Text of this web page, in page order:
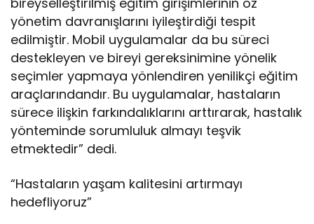
yönetim davranışlarını iyileştirdiği tespit
edilmiştir. Mobil uygulamalar da bu süreci
destekleyen ve bireyi gereksinimine yönelik
seçimler yapmaya yönlendiren yenilikçi eğitim
araçlarındandır. Bu uygulamalar, hastaların
sürece ilişkin farkındalıklarını arttırarak, hastalık
yönteminde sorumluluk almayı teşvik
etmektedir” dedi.
“Hastaların yaşam kalitesini artırmayı
hedefliyoruz”